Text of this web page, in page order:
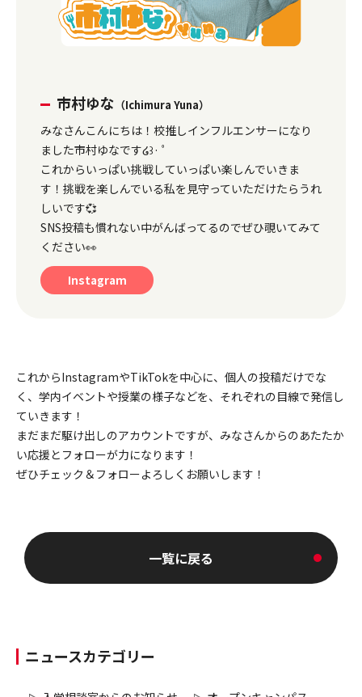
市村ゆな （Ichimura Yuna）
みなさんこんにちは！校推しインフルエンサーになり
ました市村ゆなです໒꒱· ﾟ
これからいっぱい挑戦していっぱい楽しんでいきま
す！挑戦を楽しんでいる私を見守っていただけたらうれ
しいです💞
SNS投稿も慣れない中がんばってるのでぜひ覗いてみて
ください👀
Instagram
これからInstagramやTikTokを中心に、個人の投稿だけでな
く、学内イベントや授業の様子などを、それぞれの目線で発信し
ていきます！
まだまだ駆け出しのアカウントですが、みなさんからのあたたか
い応援とフォローが力になります！
ぜひチェック＆フォローよろしくお願いします！
一覧に戻る
ニュースカテゴリー